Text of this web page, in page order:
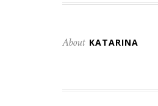
About KATARINA